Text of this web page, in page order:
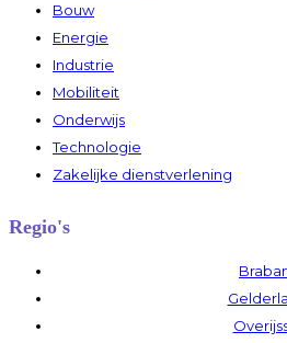
Bouw
Energie
Industrie
Mobiliteit
Onderwijs
Technologie
Zakelijke dienstverlening
Regio's